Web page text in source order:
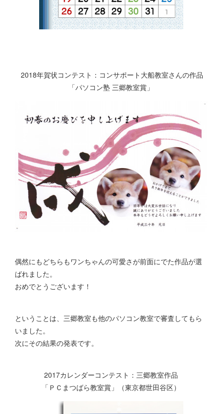
2018年賀状コンテスト：コンサポート大船教室さんの作品
「パソコン塾 三郷教室賞」
偶然にもどちらもワンちゃんの可愛さが前面にでた作品が選
ばれました。
おめでとうございます！
ということは、三郷教室も他のパソコン教室で審査してもら
いました。
次にその結果の発表です。
2017カレンダーコンテスト：三郷教室作品
「ＰＣまつばら教室賞」（東京都世田谷区）